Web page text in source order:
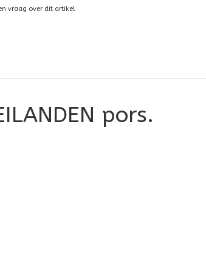
vraag over dit artikel
pors.